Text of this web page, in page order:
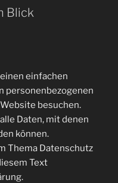
Blick
einfachen
personenbezogenen
besuchen.
Daten, mit denen
können.
Thema Datenschutz
Text